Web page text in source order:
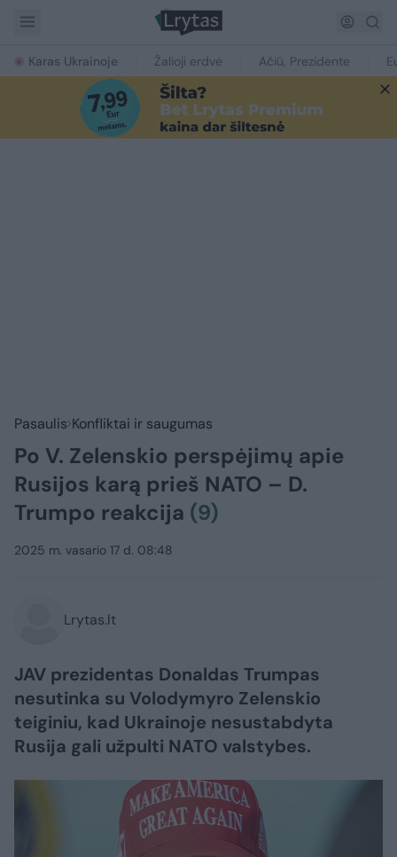
Karas Ukrainoje Žalioji erdvė Ačiū, Prezidente
Pasaulis Konfliktai ir saugumas
Po V. Zelenskio perspėjimų apie
Rusijos karą prieš NATO – D.
Trumpo reakcija (9)
2025 m. vasario 17 d. 08:48
Lrytas.lt
JAV prezidentas Donaldas Trumpas
nesutinka su Volodymyro Zelenskio
teiginiu, kad Ukrainoje nesustabdyta
Rusija gali užpulti NATO valstybes.